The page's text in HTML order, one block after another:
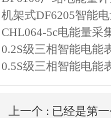
机架式DF6205智能
CHL064-5c电能量采
0.2S级三相智能电能
0.5S级三相智能电能
上一个 : 已经是第